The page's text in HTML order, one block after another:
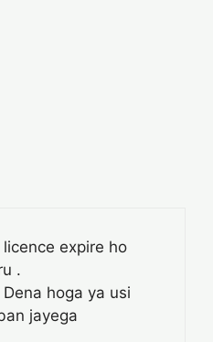
expire ho
.
hoga ya usi
jayega